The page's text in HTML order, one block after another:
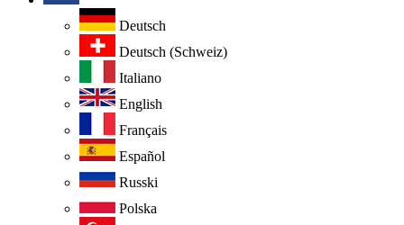
Deutsch
Deutsch (Schweiz)
Italiano
English
Français
Español
Russki
Polska